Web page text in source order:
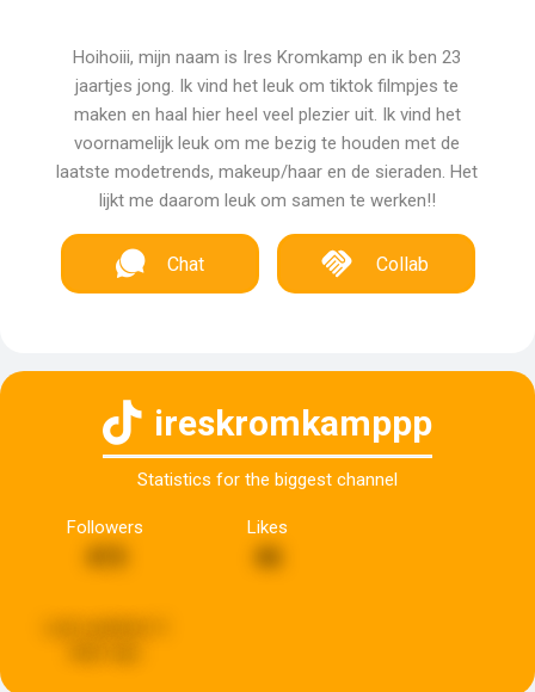
Hoihoiii, mijn naam is Ires Kromkamp en ik ben 23
jaartjes jong. Ik vind het leuk om tiktok filmpjes te
maken en haal hier heel veel plezier uit. Ik vind het
voornamelijk leuk om me bezig te houden met de
laatste modetrends, makeup/haar en de sieraden. Het
lijkt me daarom leuk om samen te werken!!
Chat Collab
ireskromkamppp
Statistics for the biggest channel
Followers Likes
46